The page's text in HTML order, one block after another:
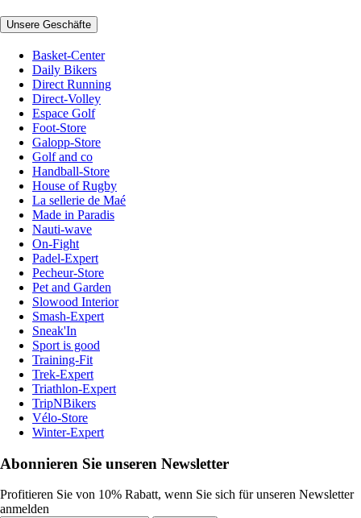
Unsere Geschäfte
Basket-Center
Daily Bikers
Direct Running
Direct-Volley
Espace Golf
Foot-Store
Galopp-Store
Golf and co
Handball-Store
House of Rugby
La sellerie de Maé
Made in Paradis
Nauti-wave
On-Fight
Padel-Expert
Pecheur-Store
Pet and Garden
Slowood Interior
Smash-Expert
Sneak'In
Sport is good
Training-Fit
Trek-Expert
Triathlon-Expert
TripNBikers
Vélo-Store
Winter-Expert
Abonnieren Sie unseren Newsletter
Profitieren Sie von 10% Rabatt, wenn Sie sich für unseren Newsletter
anmelden